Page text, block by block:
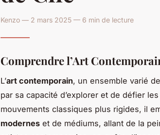
Kenzo — 2 mars 2025 — 6 min de lecture
Comprendre l’Art
L’art contemporain, un ensemble varié
par sa capacité d’explorer et de défier
mouvements classiques plus rigides, il
modernes et de médiums, allant de la